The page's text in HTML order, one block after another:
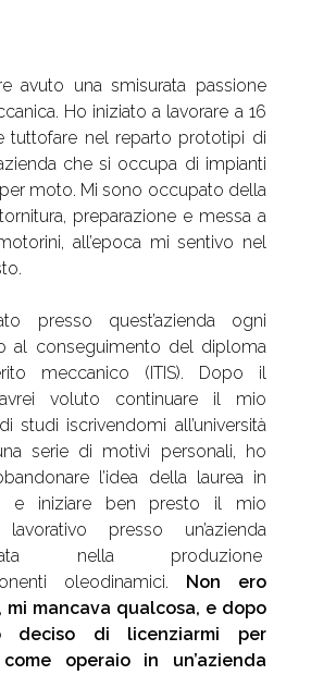
avuto una smisurata passione
Ho iniziato a lavorare a 16
tuttofare nel reparto prototipi di
che si occupa di impianti
moto. Mi sono occupato della
preparazione e messa a
all’epoca mi sentivo nel
presso quest’azienda ogni
al conseguimento del diploma
meccanico (ITIS). Dopo il
voluto continuare il mio
studi iscrivendomi all’università
serie di motivi personali, ho
l’idea della laurea in
e iniziare ben presto il mio
presso un’azienda
nella produzione
oleodinamici. Non ero
mi mancava qualcosa, e dopo
deciso di licenziarmi per
operaio in un’azienda